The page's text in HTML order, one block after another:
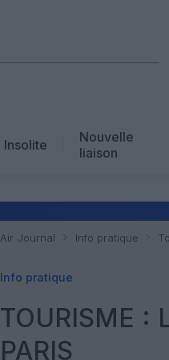
Insolite
Nouvelle
liaison
Air Journal Info pratique
Info pratique
TOURISME :
PARIS